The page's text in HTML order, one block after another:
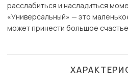
расслабиться и насладиться
«Универсальный» — это
может принести большое